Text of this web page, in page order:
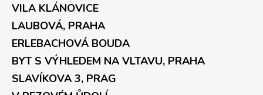
VILA KLÁNOVICE
LAUBOVÁ, PRAHA
ERLEBACHOVÁ BOUDA
BYT S VÝHLEDEM NA VLTAVU, PRAHA
SLAVÍKOVA 3, PRAG